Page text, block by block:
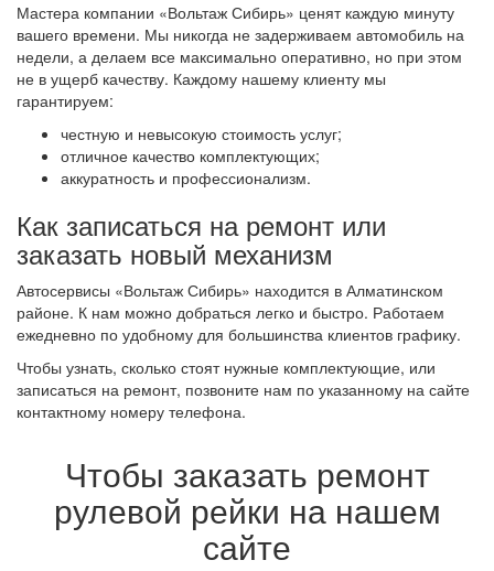
Мастера компании «Вольтаж Сибирь» ценят каждую минуту
вашего времени. Мы никогда не задерживаем автомобиль на
недели, а делаем все максимально оперативно, но при этом
не в ущерб качеству. Каждому нашему клиенту мы
гарантируем:
честную и невысокую стоимость услуг;
отличное качество комплектующих;
аккуратность и профессионализм.
Как записаться на ремонт или
заказать новый механизм
Автосервисы «Вольтаж Сибирь» находится в Алматинском
районе. К нам можно добраться легко и быстро. Работаем
ежедневно по удобному для большинства клиентов графику.
Чтобы узнать, сколько стоят нужные комплектующие, или
записаться на ремонт, позвоните нам по указанному на сайте
контактному номеру телефона.
Чтобы заказать ремонт
рулевой рейки на нашем
сайте